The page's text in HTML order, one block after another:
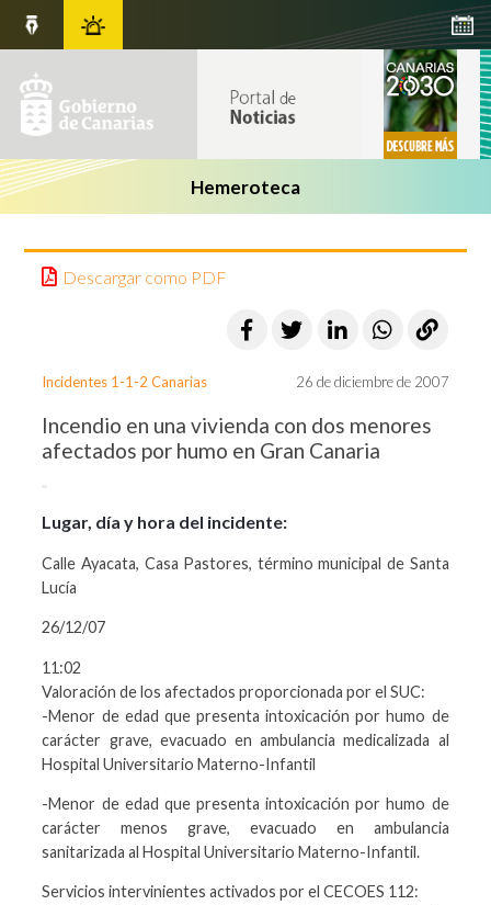
Hemeroteca
Descargar como PDF
Incidentes 1-1-2 Canarias 26 de diciembre de 2007
Incendio en una vivienda con dos menores
afectados por humo en Gran Canaria
Lugar, día y hora del incidente:
Calle Ayacata, Casa Pastores, término municipal de Santa
Lucía
26/12/07
11:02
Valoración de los afectados proporcionada por el SUC:
-Menor de edad que presenta intoxicación por humo de
carácter grave, evacuado en ambulancia medicalizada al
Hospital Universitario Materno-Infantil
-Menor de edad que presenta intoxicación por humo de
carácter menos grave, evacuado en ambulancia
sanitarizada al Hospital Universitario Materno-Infantil.
Servicios intervinientes activados por el CECOES 1­1­2: